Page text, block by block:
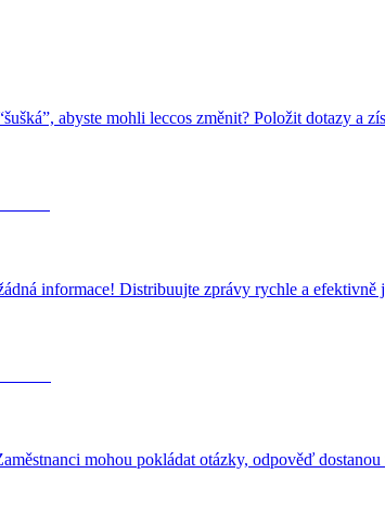
abyste mohli leccos změnit? Položit dotazy a
informace! Distribuujte zprávy rychle a
mohou pokládat otázky, odpověď